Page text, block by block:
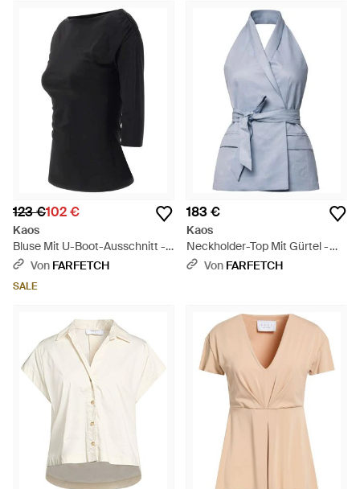
123 €102 €
Kaos
Bluse Mit U-Boot-Ausschnitt -
Schwarz
Von FARFETCH
SALE
183 €
Kaos
Neckholder-Top Mit Gürtel -
BlauVon FARFETCH